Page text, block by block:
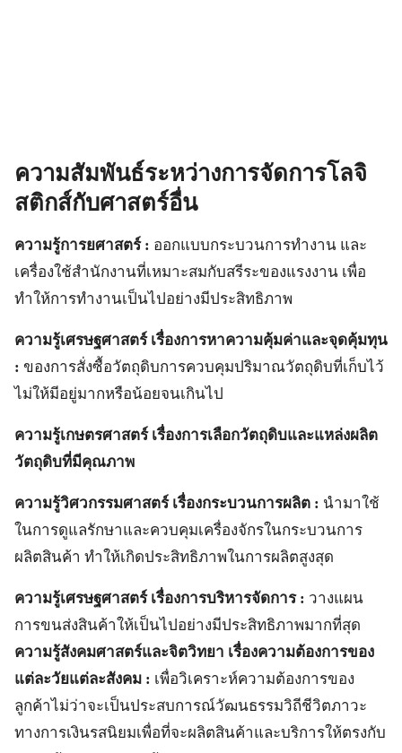
ความสัมพันธ์ระหว่างการจัดการโลจิ
สติกส์กับศาสตร์อื่น
ความรู้การยศาสตร์ : ออกแบบกระบวนการทำงาน และ
เครื่องใช้สำนักงานที่เหมาะสมกับสรีระของแรงงาน เพื่อ
ทำให้การทำงานเป็นไปอย่างมีประสิทธิภาพ
ความรู้เศรษฐศาสตร์ เรื่องการหาความคุ้มค่าและจุดคุ้มทุน
: ของการสั่งซื้อวัตถุดิบการควบคุมปริมาณวัตถุดิบที่เก็บไว้
ไม่ให้มีอยู่มากหรือน้อยจนเกินไป
ความรู้เกษตรศาสตร์ เรื่องการเลือกวัตถุดิบและแหล่งผลิต
วัตถุดิบที่มีคุณภาพ
ความรู้วิศวกรรมศาสตร์ เรื่องกระบวนการผลิต : นำมาใช้
ในการดูแลรักษาและควบคุมเครื่องจักรในกระบวนการ
ผลิตสินค้า ทำให้เกิดประสิทธิภาพในการผลิตสูงสุด
ความรู้เศรษฐศาสตร์ เรื่องการบริหารจัดการ : วางแผน
การขนส่งสินค้าให้เป็นไปอย่างมีประสิทธิภาพมากที่สุด
ความรู้สังคมศาสตร์และจิตวิทยา เรื่องความต้องการของ
แต่ละวัยแต่ละสังคม : เพื่อวิเคราะห์ความต้องการของ
ลูกค้าไม่ว่าจะเป็นประสบการณ์วัฒนธรรมวิถีชีวิตภาวะ
ทางการเงินรสนิยมเพื่อที่จะผลิตสินค้าและบริการให้ตรงกับ